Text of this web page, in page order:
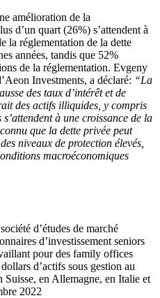
amélioration de la
d’un quart (26%) s’attendent à
la réglementation de la dette
années, tandis que 52%
de la réglementation. Evgeny
Investments, a déclaré: “La
des taux d’intérêt et de
des actifs illiquides, y compris
à une croissance de la
que la dette privée peut
niveaux de protection élevés,
macroéconomiques
d’études de marché
d’investissement seniors
pour des family offices
d’actifs sous gestion au
en Allemagne, en Italie et
2022